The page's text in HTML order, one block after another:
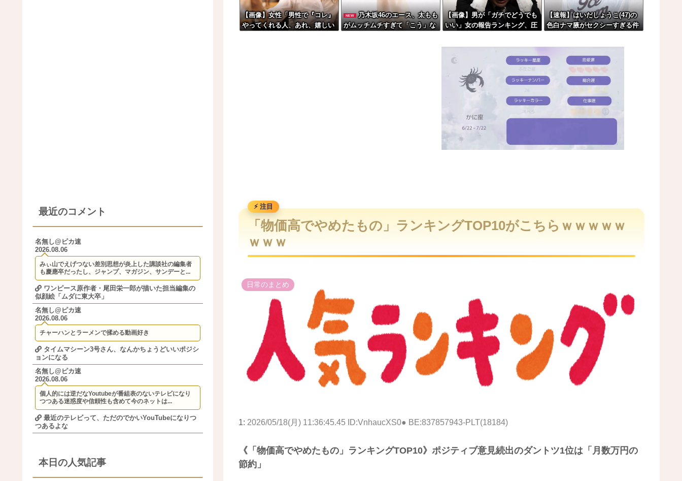
色々副業に手を出したけど、結局残業するのが1番稼げるな
家庭菜園やってるけど、最近空芯菜が評価され過ぎだと思う！！！！！
【動画】走り屋が先行のスクーターに猛スピードで突っ込む事故。
【動画】パキスタンの山の麓で撮影された鉄砲水が地獄すぎる。
【宮崎】マジ勘弁してほしい。久しぶりに恐ろしい子供ミサイルを見た。
【画像】女性「男性で『コレ』
やってくれる人、あれ、嬉しい
NEW
乃木坂46のエース、太もも
がムッチムチすぎて「こう」な
【画像】男が「ガチでどうでも
いい」女の報告ランキング、圧
w w w w w w w w w
【速報】はいだしょうこ(47)の
色白ナマ腋がセクシーすぎる件
e
「物価高でやめたもの」ランキングTOP10がこちらｗｗｗｗｗ
ｗｗｗ
日常のまとめ
1: 2026/05/18(月) 11:36:45.45 ID:VnhaucXS0● BE:837857943-PLT(18184)
《「物価高でやめたもの」ランキングTOP10》ポジティブ意見続出のダントツ1位は「月数万円の
節約」
最近のコメント
名無し@ピカ速
2026.08.06
みぃ山でえげつない差別思想が炎上した講談社の編集者
も慶應卒だったし、ジャンプ、マガジン、サンデーと...
ワンピース原作者・尾田栄一郎が描いた担当編集の
似顔絵「ムダに東大卒」
名無し@ピカ速
2026.08.06
チャーハンとラーメンで揉める動画好き
タイムマシーン3号さん、なんかちょうどいいポジシ
ョンになる
名無し@ピカ速
2026.08.06
個人的には逆だなYoutubeが番組表のないテレビになり
つつある迷惑度や信頼性も含めて今のネットは...
最近のテレビって、ただのでかいYouTubeになりつ
つあるよな
本日の人気記事